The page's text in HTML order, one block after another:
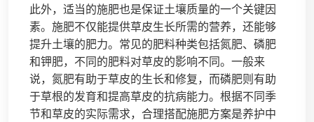
此外，适当的施肥也是保证土壤质量的一个关键因
素。施肥不仅能提供草皮生长所需的营养，还能够
提升土壤的肥力。常见的肥料种类包括氮肥、磷肥
和钾肥，不同的肥料对草皮的影响不同。一般来
说，氮肥有助于草皮的生长和修复，而磷肥则有助
于草根的发育和提高草皮的抗病能力。根据不同季
节和草皮的实际需求，合理搭配施肥方案是养护中